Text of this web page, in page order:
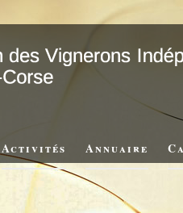
Activités Annuaire